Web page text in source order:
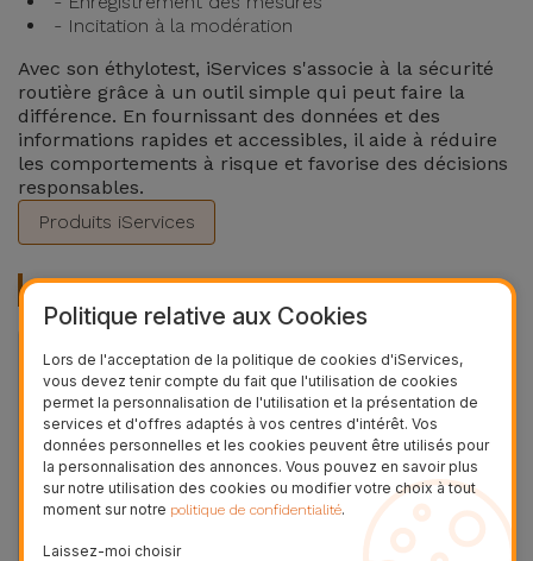
- Incitation à la modération
Avec son éthylotest, iServices s'associe à la sécurité
routière grâce à un outil simple qui peut faire la
différence. En fournissant des données et des
informations rapides et accessibles, il aide à réduire
les comportements à risque et favorise des décisions
responsables.
Produits iServices
Produits Recommandés
36 MOIS
Politique relative aux Cookies
Lors de l'acceptation de la politique de cookies d'iServices,
vous devez tenir compte du fait que l'utilisation de cookies
permet la personnalisation de l'utilisation et la présentation de
services et d'offres adaptés à vos centres d'intérêt. Vos
données personnelles et les cookies peuvent être utilisés pour
la personnalisation des annonces. Vous pouvez en savoir plus
sur notre utilisation des cookies ou modifier votre choix à tout
moment sur notre politique de confidentialité.
Laissez-moi choisir